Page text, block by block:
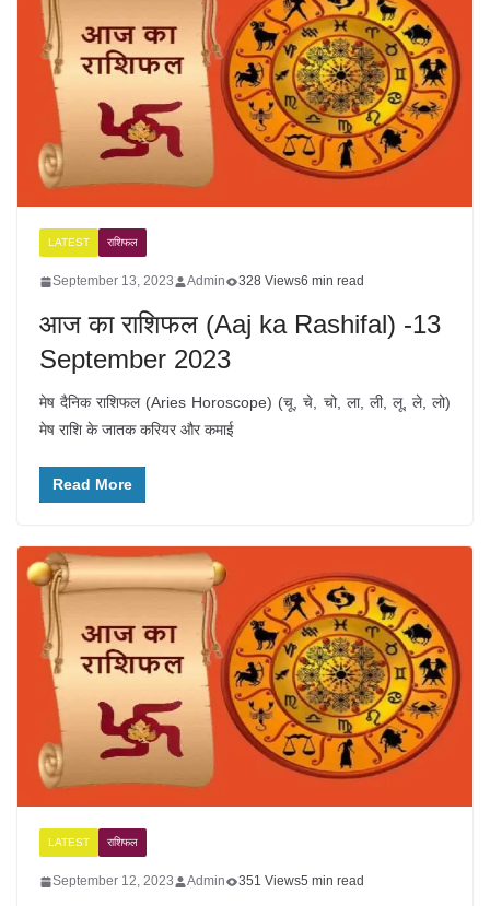
LATEST राशिफल
September 13, 2023 Admin 328 Views6 min read
आज का राशिफल (Aaj ka Rashifal) -13
September 2023
मेष दैनिक राशिफल (Aries Horoscope) (चू, चे, चो, ला, ली, लू, ले, लो)
मेष राशि के जातक करियर और कमाई
Read More
LATEST राशिफल
September 12, 2023 Admin 351 Views5 min read